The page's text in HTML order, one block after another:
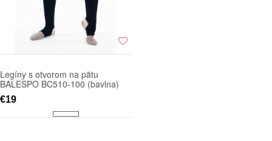
Legíny s otvorom na pätu
BALESPO BC510-100 (bavlna)
€19